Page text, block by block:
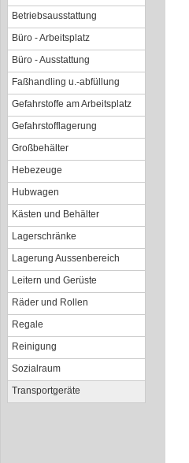
Betriebsausstattung
Büro - Arbeitsplatz
Büro - Ausstattung
Faßhandling u.-abfüllung
Gefahrstoffe am Arbeitsplatz
Gefahrstofflagerung
Großbehälter
Hebezeuge
Hubwagen
Kästen und Behälter
Lagerschränke
Lagerung Aussenbereich
Leitern und Gerüste
Räder und Rollen
Regale
Reinigung
Sozialraum
Transportgeräte